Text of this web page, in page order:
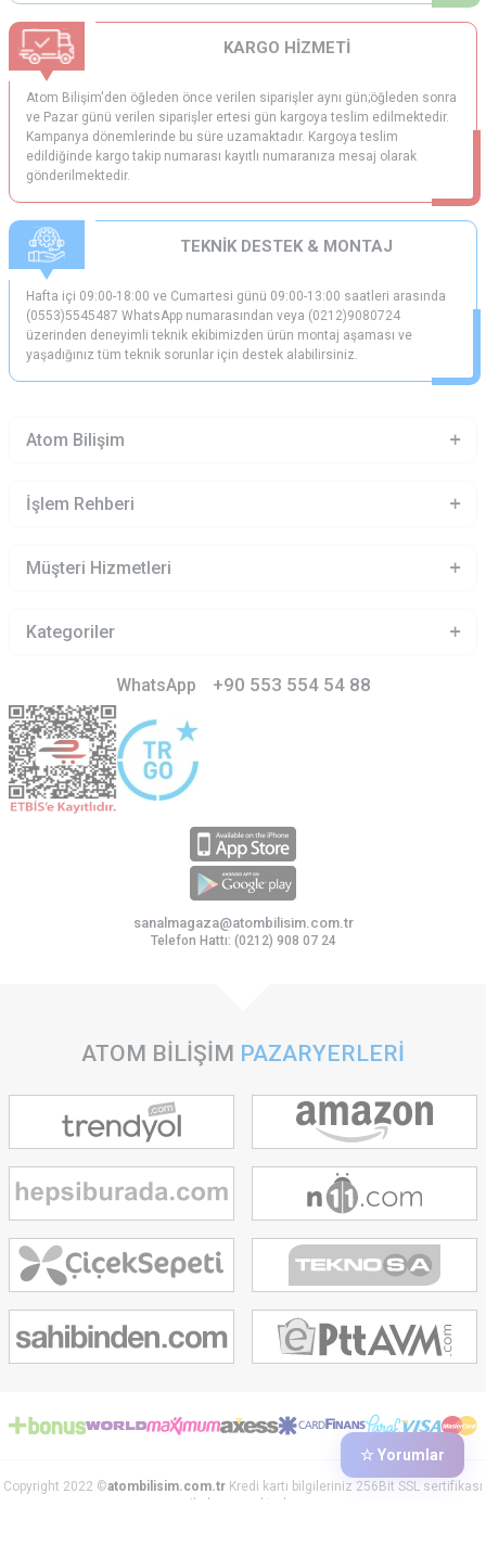
☆ Yorumlar
KARGO HİZMETİ
Atom Bilişim'den öğleden önce verilen siparişler aynı gün;öğleden sonra
ve Pazar günü verilen siparişler ertesi gün kargoya teslim edilmektedir.
Kampanya dönemlerinde bu süre uzamaktadır. Kargoya teslim
edildiğinde kargo takip numarası kayıtlı numaranıza mesaj olarak
gönderilmektedir.
TEKNİK DESTEK & MONTAJ
Hafta içi 09:00-18:00 ve Cumartesi günü 09:00-13:00 saatleri arasında
(0553)5545487 WhatsApp numarasından veya (0212)9080724
üzerinden deneyimli teknik ekibimizden ürün montaj aşaması ve
yaşadığınız tüm teknik sorunlar için destek alabilirsiniz.
Atom Bilişim
İşlem Rehberi
Müşteri Hizmetleri
Kategoriler
WhatsApp +90 553 554 54 88
sanalmagaza@atombilisim.com.tr
Telefon Hattı: (0212) 908 07 24
ATOM BİLİŞİM PAZARYERLERİ
Copyright 2022 ©atombilisim.com.tr Kredi kartı bilgileriniz 256Bit SSL sertifikası
ile korunmaktadır.